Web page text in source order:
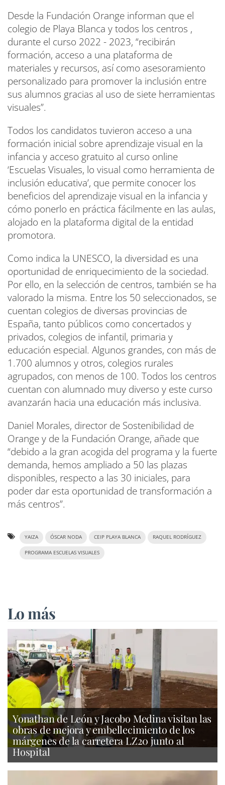
Desde la Fundación Orange informan que el
colegio de Playa Blanca y todos los centros ,
durante el curso 2022 - 2023, “recibirán
formación, acceso a una plataforma de
materiales y recursos, así como asesoramiento
personalizado para promover la inclusión entre
sus alumnos gracias al uso de siete herramientas
visuales”.
Todos los candidatos tuvieron acceso a una
formación inicial sobre aprendizaje visual en la
infancia y acceso gratuito al curso online
‘Escuelas Visuales, lo visual como herramienta de
inclusión educativa’, que permite conocer los
beneficios del aprendizaje visual en la infancia y
cómo ponerlo en práctica fácilmente en las aulas,
alojado en la plataforma digital de la entidad
promotora.
Como indica la UNESCO, la diversidad es una
oportunidad de enriquecimiento de la sociedad.
Por ello, en la selección de centros, también se ha
valorado la misma. Entre los 50 seleccionados, se
cuentan colegios de diversas provincias de
España, tanto públicos como concertados y
privados, colegios de infantil, primaria y
educación especial. Algunos grandes, con más de
1.700 alumnos y otros, colegios rurales
agrupados, con menos de 100. Todos los centros
cuentan con alumnado muy diverso y este curso
avanzarán hacia una educación más inclusiva.
Daniel Morales, director de Sostenibilidad de
Orange y de la Fundación Orange, añade que
“debido a la gran acogida del programa y la fuerte
demanda, hemos ampliado a 50 las plazas
disponibles, respecto a las 30 iniciales, para
poder dar esta oportunidad de transformación a
más centros”.
YAIZA ÓSCAR NODA CEIP PLAYA BLANCA RAQUEL RODRÍGUEZ
PROGRAMA ESCUELAS VISUALES
Lo más
Yonathan de León y Jacobo Medina visitan las
obras de mejora y embellecimiento de los
márgenes de la carretera LZ20 junto al
Hospital